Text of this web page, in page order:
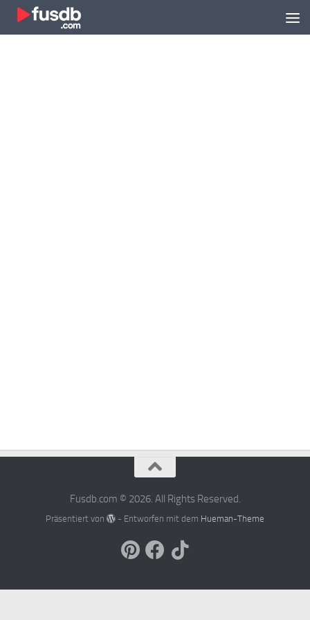
Zum Inhalt springen
Fusdb.com © 2026. All Rights Reserved.
Präsentiert von - Entworfen mit dem Hueman-Theme